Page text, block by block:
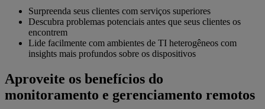
Surpreenda seus clientes com serviços superiores
Descubra problemas potenciais antes que seus clientes os
encontrem
Lide facilmente com ambientes de TI heterogêneos com
insights mais profundos sobre os dispositivos
Aproveite os benefícios do
monitoramento e gerenciamento remotos